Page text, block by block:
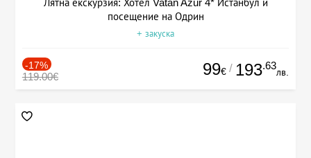
посещение на Одрин
+ закуска
-17%
119.00€ 99€ / 193.63
лв.